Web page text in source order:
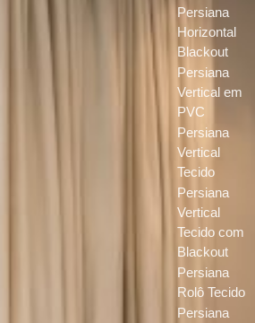
Persiana
Horizontal
Blackout
Persiana
Vertical em
PVC
Persiana
Vertical
Tecido
Persiana
Vertical
Tecido com
Blackout
Persiana
Rolô Tecido
Persiana